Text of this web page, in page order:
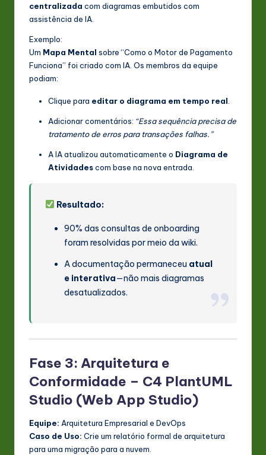
centralizada com diagramas embutidos com
assistência de IA.
Exemplo:
Um Mapa Mental sobre “Como o Motor de Pagamento
Funciona” foi criado com IA. Os membros da equipe
podiam:
Clique para editar o diagrama em tempo real
Adicionar comentários: “Essa sequência precisa de
tratamento de erros para transações falhas.”
A IA atualizou automaticamente o Diagrama de
Atividadescom base na nova entrada.
Resultado:
90% das consultas de onboarding
foram resolvidas por meio da wiki.
A documentação permaneceu atual
e interativa—não mais diagramas
desatualizados.
Fase 3: Arquitetura e
Conformidade – C4 PlantUML
Studio (Web App Studio)
Equipe: Arquitetura Empresarial e DevOps
Caso de Uso: Crie um relatório formal de arquitetura
para uma migração para a nuvem.